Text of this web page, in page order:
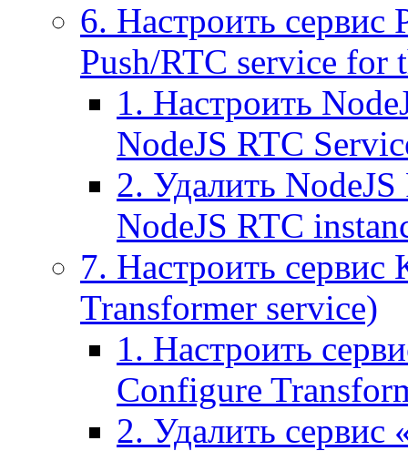
6. Настроить
Push/RTC service for
1. Настроить
NodeJS RTC
2. Удалить
NodeJS RTC
7. Настроить
Transformer service)
1. Настроить
Configure
2. Удалить сервис